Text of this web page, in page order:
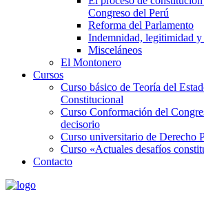
Congreso del Perú
Reforma del Parlamento
Indemnidad, legitimidad
Misceláneos
El Montonero
Cursos
Curso básico de Teoría del
Constitucional
Curso Conformación del
decisorio
Curso universitario de Derecho
Curso «Actuales desafíos
Contacto